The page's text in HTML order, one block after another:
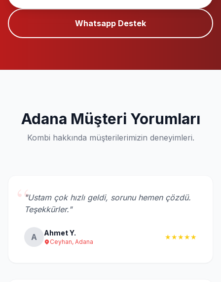
Whatsapp Destek
Adana Müşteri Yorumları
Kombi hakkında müşterilerimizin deneyimleri.
“"Ustam çok hızlı geldi, sorunu hemen çözdü.
Teşekkürler."
A Ahmet Y.
Ceyhan, Adana
★★★★★